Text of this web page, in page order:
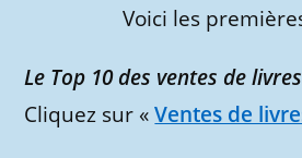
Voici les
Le Top 10 des ventes de
Cliquez sur «Ventes de